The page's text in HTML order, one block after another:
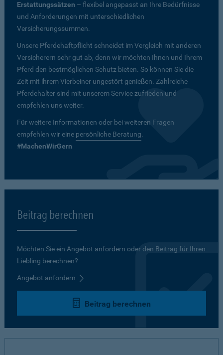
Erstattungssätzen – flexibel angepasst an Ihre Bedürfnisse
und Anforderungen mit unterschiedlichen
Versicherungssummen.
Unsere Pferdehaftpflicht schneidet im Vergleich mit anderen
Versicherern sehr gut ab, denn wir möchten Ihnen und Ihrem
Pferd den bestmöglichen Schutz bieten. So können Sie die
Zeit mit ihrem Vierbeiner ungestört genießen. Zahlreiche
Pferdehalter sind mit unserem Service zufrieden und
empfehlen uns weiter.
Für weitere Informationen oder bei weiteren Fragen
empfehlen wir eine persönliche Beratung.
#MachenWirGern
Beitrag berechnen
Möchten Sie ein Angebot anfordern oder den Beitrag für Ihren
Liebling berechnen?
Angebot anfordern
Beitrag berechnen